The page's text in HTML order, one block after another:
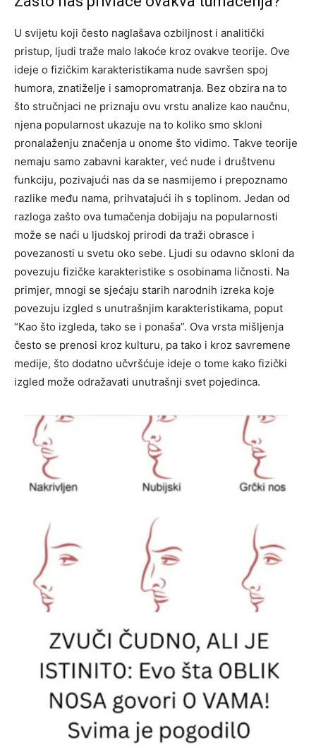
U svijetu koji često naglašava ozbiljnost i analitički
pristup, ljudi traže malo lakoće kroz ovakve teorije. Ove
ideje o fizičkim karakteristikama nude savršen spoj
humora, znatiželje i samopromatranja. Bez obzira na to
što stručnjaci ne priznaju ovu vrstu analize kao naučnu,
njena popularnost ukazuje na to koliko smo skloni
pronalaženju značenja u onome što vidimo. Takve teorije
nemaju samo zabavni karakter, već nude i društvenu
funkciju, pozivajući nas da se nasmijemo i prepoznamo
razlike među nama, prihvatajući ih s toplinom. Jedan od
razloga zašto ova tumačenja dobijaju na popularnosti
može se naći u ljudskoj prirodi da traži obrasce i
povezanosti u svetu oko sebe. Ljudi su odavno skloni da
povezuju fizičke karakteristike s osobinama ličnosti. Na
primjer, mnogi se sjećaju starih narodnih izreka koje
povezuju izgled s unutrašnjim karakteristikama, poput
“Kao što izgleda, tako se i ponaša”. Ova vrsta mišljenja
često se prenosi kroz kulturu, pa tako i kroz savremene
medije, što dodatno učvršćuje ideje o tome kako fizički
izgled može odražavati unutrašnji svet pojedinca.